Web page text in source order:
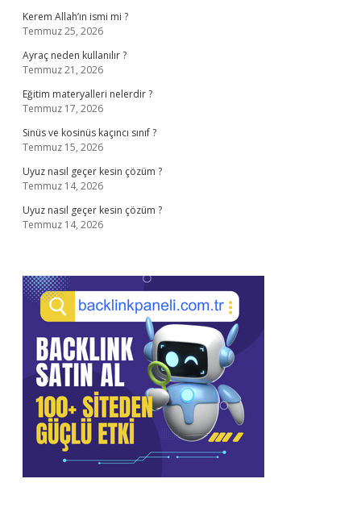
Kerem Allah’ın ismi mi ?
Temmuz 25, 2026
Ayraç neden kullanılır ?
Temmuz 21, 2026
Eğitim materyalleri nelerdir ?
Temmuz 17, 2026
Sinüs ve kosinüs kaçıncı sınıf ?
Temmuz 15, 2026
Uyuz nasıl geçer kesin çözüm ?
Temmuz 14, 2026
Uyuz nasıl geçer kesin çözüm ?
Temmuz 14, 2026